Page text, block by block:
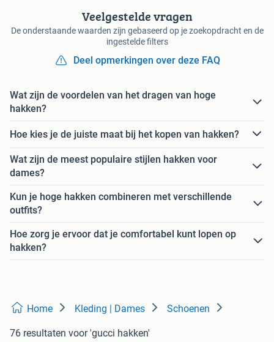
Veelgestelde vragen
De onderstaande waarden zijn gebaseerd op je zoekopdracht en de
ingestelde filters
Deel opmerkingen over deze FAQ
Wat zijn de voordelen van het dragen van hoge
hakken?
Hoe kies je de juiste maat bij het kopen van hakken?
Wat zijn de meest populaire stijlen hakken voor
dames?
Kun je hoge hakken combineren met verschillende
outfits?
Hoe zorg je ervoor dat je comfortabel kunt lopen op
hakken?
Home Kleding | Dames Schoenen
76 resultaten voor 'gucci hakken'